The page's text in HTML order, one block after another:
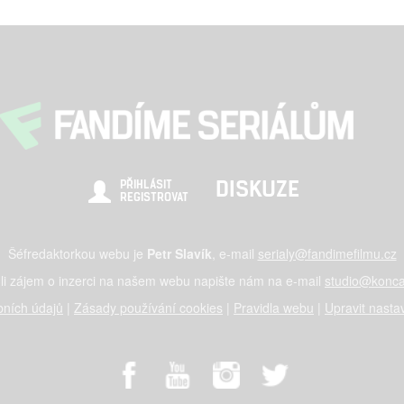
PŘIHLÁSIT
REGISTROVAT
DISKUZE
Šéfredaktorkou webu je Petr Slavík, e-mail serialy@fandimefilmu.cz
zájem o inzerci na našem webu napište nám na e-mail
údajů
Zásady používání cookies Pravidla webu Upravit